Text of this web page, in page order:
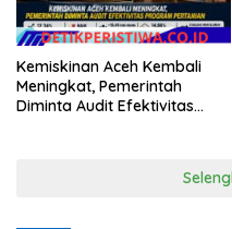
Kemiskinan Aceh Kembali
Meningkat, Pemerintah
Diminta Audit Efektivitas